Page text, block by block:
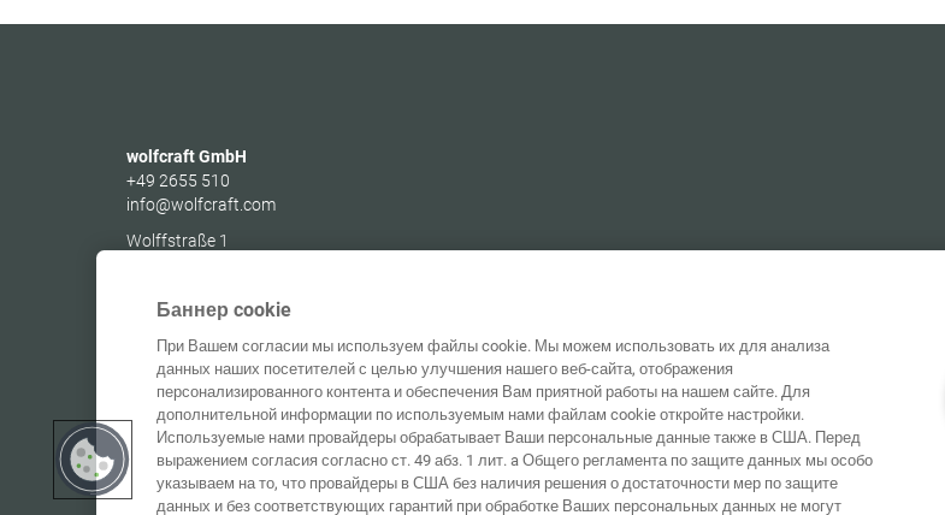
wolfcraft GmbH
+49 2655 510
info@wolfcraft.com
Wolffstraße 1
Баннер cookie
При Вашем согласии мы используем файлы cookie. Мы можем использовать их для анализа
данных наших посетителей с целью улучшения нашего веб-сайта, отображения
персонализированного контента и обеспечения Вам приятной работы на нашем сайте. Для
дополнительной информации по используемым нами файлам cookie откройте настройки.
Используемые нами провайдеры обрабатывает Ваши персональные данные также в США. Перед
выражением согласия согласно ст. 49 абз. 1 лит. a Общего регламента по защите данных мы особо
указываем на то, что провайдеры в США без наличия решения о достаточности мер по защите
данных и без соответствующих гарантий при обработке Ваших персональных данных не могут